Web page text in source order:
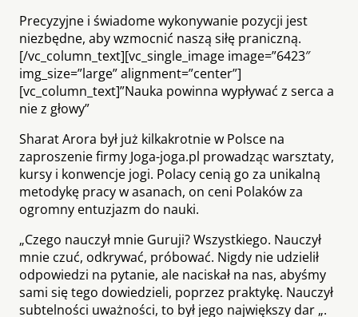
Precyzyjne i świadome wykonywanie pozycji jest
niezbędne, aby wzmocnić naszą siłę praniczną.
[/vc_column_text][vc_single_image image=”6423″
img_size=”large” alignment=”center”]
[vc_column_text]”Nauka powinna wypływać z serca a
nie z głowy”
Sharat Arora był już kilkakrotnie w Polsce na
zaproszenie firmy Joga-joga.pl prowadząc warsztaty,
kursy i konwencje jogi. Polacy cenią go za unikalną
metodykę pracy w asanach, on ceni Polaków za
ogromny entuzjazm do nauki.
„Czego nauczył mnie Guruji? Wszystkiego. Nauczył
mnie czuć, odkrywać, próbować. Nigdy nie udzielił
odpowiedzi na pytanie, ale naciskał na nas, abyśmy
sami się tego dowiedzieli, poprzez praktykę. Nauczył
subtelności uważności, to był jego największy dar „.